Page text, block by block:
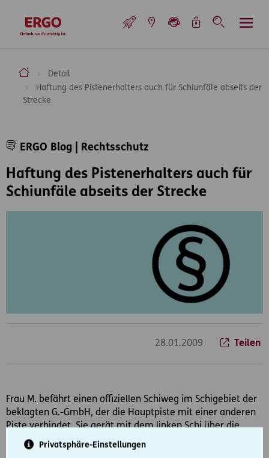
Privatsphäre-Einstellungen
zur Startseite
ERGO Versicherung Aktiengesellschaft
Detail
Haftung des Pistenerhalters auch für Schiunfäle abseits der
Strecke
Haftung des Pistenerhalters auch für
Schiunfäle abseits der Strecke
ERGO Blog | Rechtsschutz
28.01.2009 Teilen
Frau M. befährt einen offiziellen Schiweg im Schigebiet der
beklagten G.-GmbH, der die Hauptpiste mit einer anderen
Piste verbindet. Sie gerät mit dem linken Schi über die
Außenkante des Schiwegs, rutscht über einen relativ
schneelosen Hang ab, verfängt sich in einem Eisengestell